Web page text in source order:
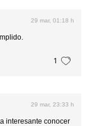
29 mar, 01:18 h
1
29 mar, 23:33 h
interesante conocer